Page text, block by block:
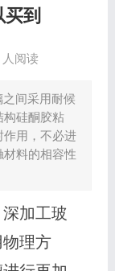
到
人阅读
间采用耐候
构硅酮胶粘
作用，不必进
料的相容性
加工玻
理方